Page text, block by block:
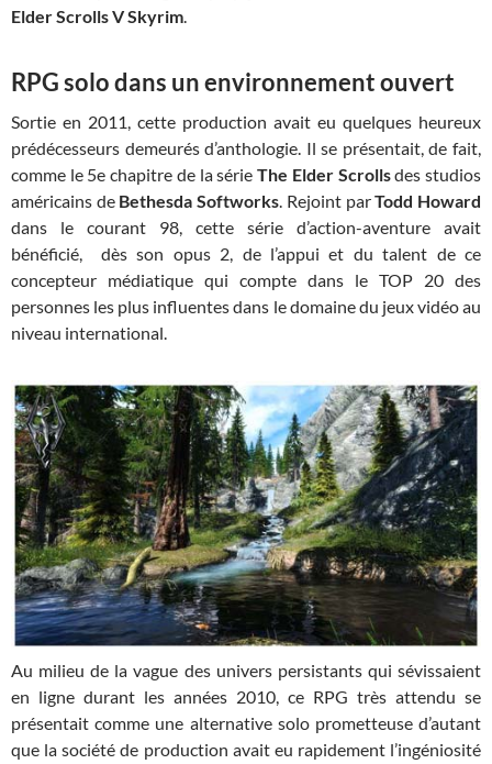
Elder Scrolls V Skyrim.
RPG solo dans un environnement ouvert
Sortie en 2011, cette production avait eu quelques heureux
prédécesseurs demeurés d’anthologie. Il se présentait, de fait,
comme le 5e chapitre de la sérieThe Elder Scrollsdes studios
américains deBethesda Softworks. Rejoint parTodd Howard
dans le courant 98, cette série d’action-aventure avait
bénéficié, dès son opus 2, de l’appui et du talent de ce
concepteur médiatique qui compte dans le TOP 20 des
personnes les plus influentes dans le domaine du jeux vidéo au
niveau international.
Au milieu de la vague des univers persistants qui sévissaient
en ligne durant les années 2010, ce RPG très attendu se
présentait comme une alternative solo prometteuse d’autant
que la société de production avait eu rapidement l’ingéniosité